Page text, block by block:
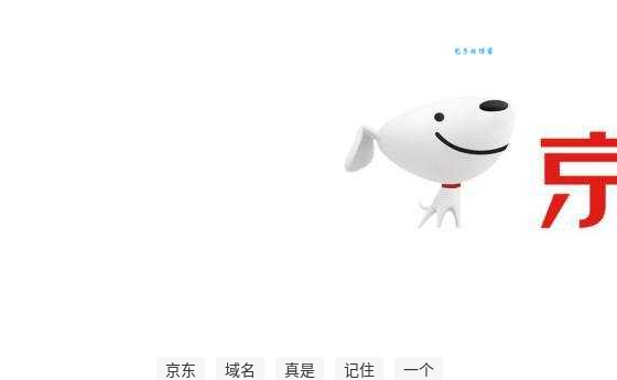
京东 域名 真是 记住 一个